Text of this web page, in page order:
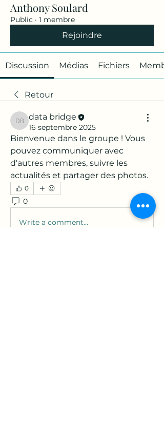
Anthony Soulard
Public · 1 membre
Rejoindre
Discussion Médias Fichiers
Retour
data bridge
data bridge
16 septembre 2025
Bienvenue dans le groupe ! Vous
pouvez communiquer avec
d'autres membres, suivre les
actualités et partager des photos.
0
0 3
Write a comment...